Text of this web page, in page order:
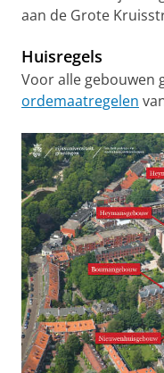
aan de Grote
Huisregels
Voor alle gebouwen
ordemaatregelen